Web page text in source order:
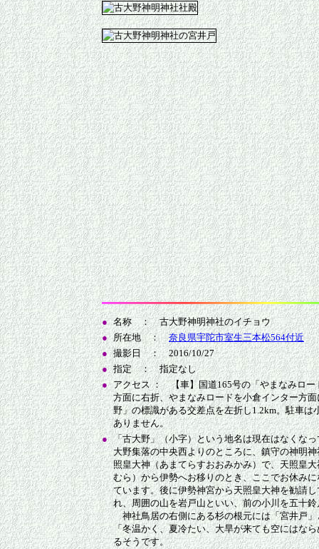
● 名称 ： 古大野神明神社のイチョウ
● 所在地 ：奈良県宇陀市室生三本松564付近
● 撮影日 ： 2016/10/27
● 指定 ： 指定なし
● アクセス ： 【車】国道165号の「やまなみロー
方面に右折、やまなみロードを小倉インター方
野」の標識がある交差点を左折し1.2km。駐車は
ありません。
● 「古大野」（小字）という地名は現在はなくな
大野集落の中央西よりのところに、鎮守の神明
照皇大神（あまてらすおおみかみ）で、天照皇
むら）から伊勢へお移りのとき、ここでお休み
ています。後に伊勢神宮から天照皇大神を勧請
れ、周囲の山を岩戸山といい、前の小川を五十
神社鳥居の右側にある杉の根元には「宮井戸」
「冬温かく、夏冷たい、大旱が来ても空にはな
るそうです。